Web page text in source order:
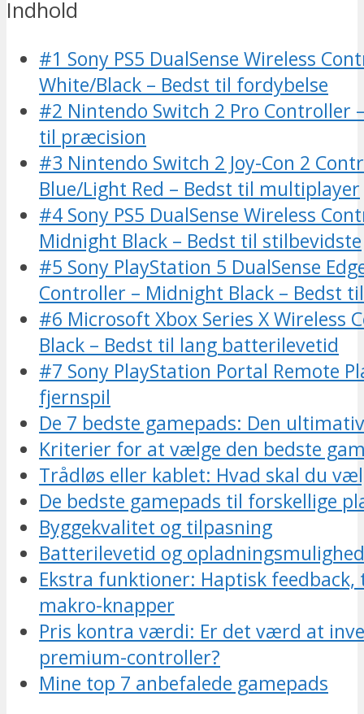
Indhold
#1 Sony PS5 DualSense Wireless
White/Black – Bedst til fordybelse
#2 Nintendo Switch 2 Pro Controller
til præcision
#3 Nintendo Switch 2 Joy-Con 2
Blue/Light Red – Bedst til multiplayer
#4 Sony PS5 DualSense Wireless
Midnight Black – Bedst til stilbevidste
#5 Sony PlayStation 5 DualSense
Controller – Midnight Black – Bedst
#6 Microsoft Xbox Series X Wireless
Black – Bedst til lang batterilevetid
#7 Sony PlayStation Portal Remote
fjernspil
De 7 bedste gamepads: Den
Kriterier for at vælge den bedste
Trådløs eller kablet: Hvad skal du
De bedste gamepads til forskellige
Byggekvalitet og tilpasning
Batterilevetid og
Ekstra funktioner: Haptisk feedback,
makro-knapper
Pris kontra værdi: Er det værd at
premium-controller?
Mine top 7 anbefalede gamepads